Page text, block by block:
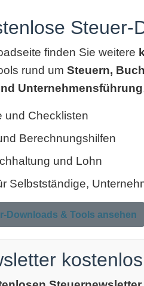
Steuer-
finden Sie weitere
rund um Steuern,
Unternehmensführung
und Checklisten
Berechnungshilfen
und Lohn
Selbstständige,
Downloads & Tools ansehen